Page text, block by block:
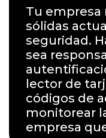
Tu empresa
sólidas
seguridad.
sea
lector de
códigos de
monitorear
empresa